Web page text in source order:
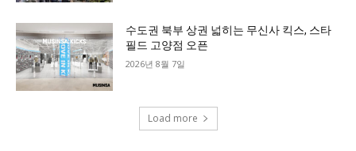
수도권 북부 상권 넓히는 무신사 킥스, 스타
필드 고양점 오픈
2026년 8월 7일
Load more